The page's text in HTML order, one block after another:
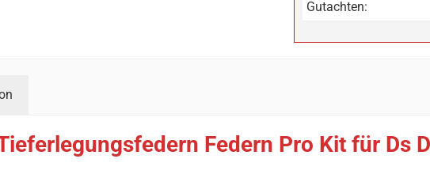
Gutachten:
Federn Pro Kit für Ds